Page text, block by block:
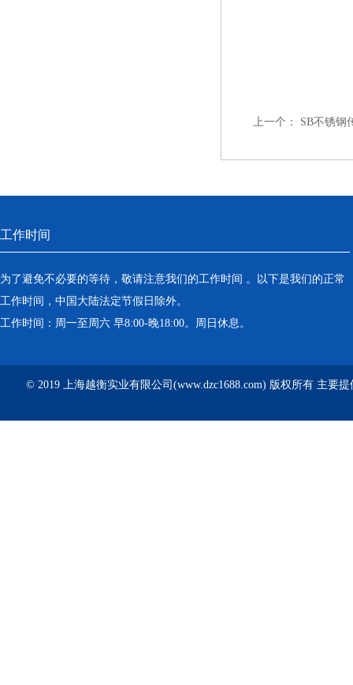
上一个： SB不锈钢
工作时间
为了避免不必要的等待，敬请注意我们的工作时间 。以下是我们的正常
工作时间，中国大陆法定节假日除外。
工作时间：周一至周六 早8:00-晚18:00。周日休息。
© 2019 上海越衡实业有限公司(www.dzc1688.com) 版权所有 主要提